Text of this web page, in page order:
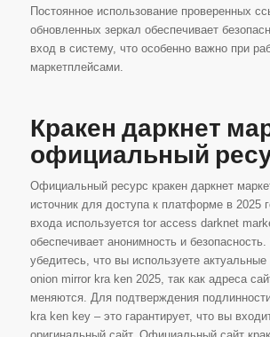
Постоянное использование проверенных
обновленных зеркал обеспечивает
вход в систему, что особенно важно при
маркетплейсами.
Кракен даркнет
официальный
Официальный ресурс кракен даркнет
источник для доступа к платформе в 2025
входа используется tor access darknet
обеспечивает анонимность и
убедитесь, что вы используете
onion mirror kra ken 2025, так как адреса
меняются. Для подтверждения
kra ken key – это гарантирует, что вы